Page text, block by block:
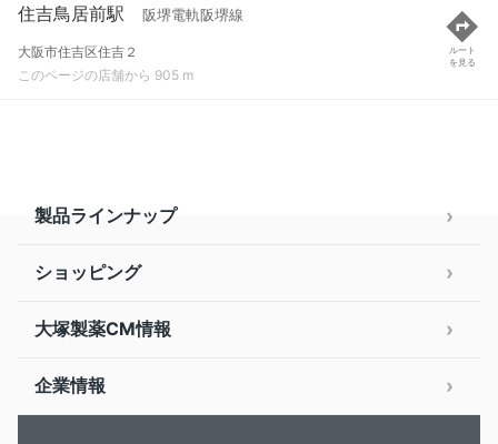
住吉鳥居前駅 阪堺電軌阪堺線
大阪市住吉区住吉２
このページの店舗から 905 m
ルート
を見る
製品ラインナップ
ショッピング
大塚製薬CM情報
企業情報